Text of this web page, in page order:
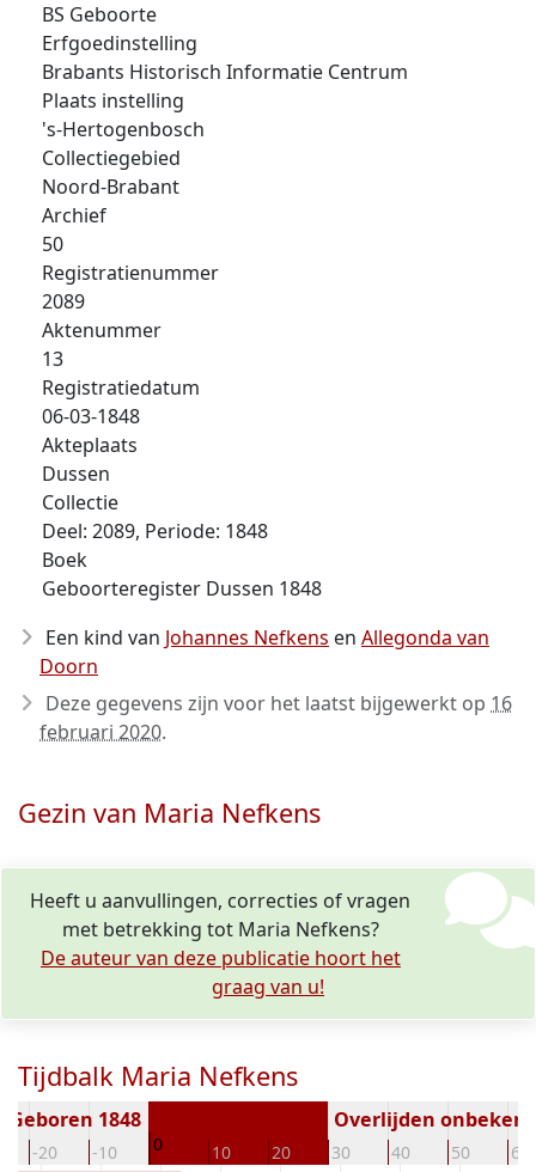
BS Geboorte
Erfgoedinstelling
Brabants Historisch Informatie Centrum
Plaats instelling
's-Hertogenbosch
Collectiegebied
Noord-Brabant
Archief
50
Registratienummer
2089
Aktenummer
13
Registratiedatum
06-03-1848
Akteplaats
Dussen
Collectie
Deel: 2089, Periode: 1848
Boek
Geboorteregister Dussen 1848
Een kind van Johannes Nefkens en Allegonda van
Doorn
Deze gegevens zijn voor het laatst bijgewerkt op 16
februari 2020.
Gezin van Maria Nefkens
Heeft u aanvullingen, correcties of vragen
met betrekking tot Maria Nefkens?
De auteur van deze publicatie hoort het
graag van u!
Tijdbalk Maria Nefkens
-20 -10 0 10 20 30 40 50 60
Geboren 1848 Overlijden